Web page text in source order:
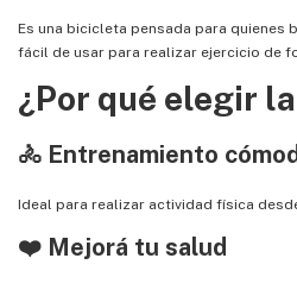
Es una bicicleta pensada para quienes
fácil de usar para realizar ejercicio de
¿Por qué elegir
🚴 Entrenamiento
Ideal para realizar actividad física
❤️ Mejorá tu salud